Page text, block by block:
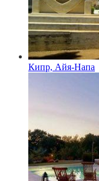
Кипр, Айя-Напа